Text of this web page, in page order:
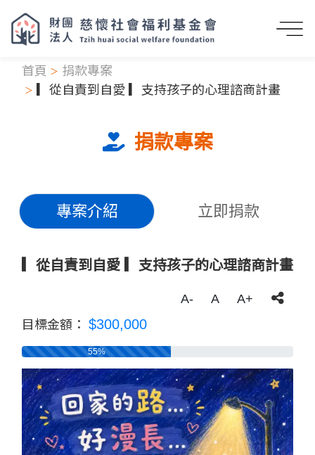
首頁
捐款專案
▎從自責到自愛 ▎支持孩子的心理諮商計畫
捐款專案
專案介紹 立即捐款
▎從自責到自愛 ▎支持孩子的心理諮商計畫
A- A
A+
目標金額： $300,000
55%